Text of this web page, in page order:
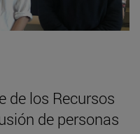
de los Recursos
de personas